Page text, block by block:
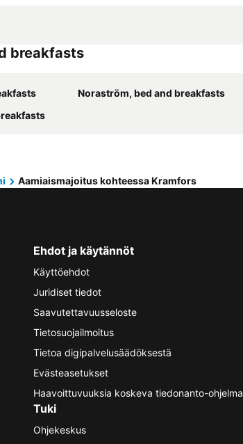
breakfasts
Noraström, bed and breakfasts
Aamiaismajoitus kohteessa Kramfors
Ehdot ja käytännöt
Käyttöehdot
Juridiset tiedot
Saavutettavuusseloste
Tietosuojailmoitus
Tietoa digipalvelusäädöksestä
Evästeasetukset
Haavoittuvuuksia koskeva tiedonanto-ohjelma
Tuki
Ohjekeskus